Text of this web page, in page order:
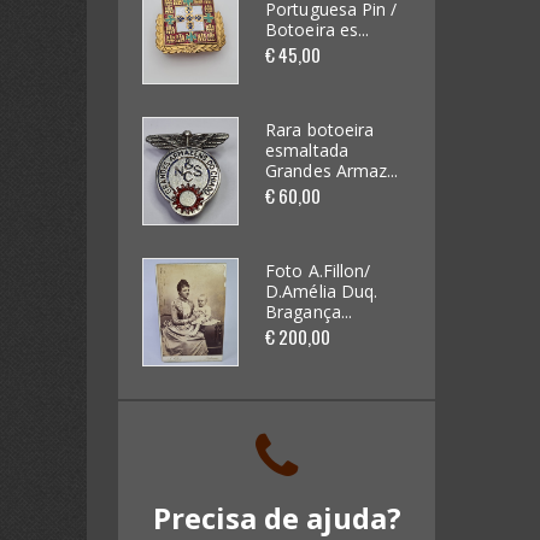
Futebol / Desportos diversos
(33)
Automobilia (62)
Videojogos e Consolas (4)
Miniaturas de Carros (265)
Kits / Modelismo (46)
Banda Desenhada (0)
Discos Vinil (18)
Portuguesa Pin /
Botoeira es...
€ 45,00
Rara botoeira
esmaltada
Grandes Armaz...
€ 60,00
Foto A.Fillon/
D.Amélia Duq.
Bragança...
€ 200,00
Precisa de ajuda?